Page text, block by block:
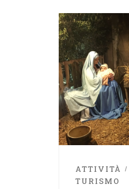
ATTIVITÀ
TURISMO